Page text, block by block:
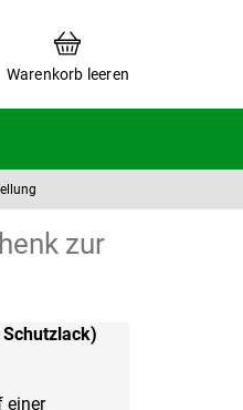
WARENKORB
Warenkorb leeren
zur